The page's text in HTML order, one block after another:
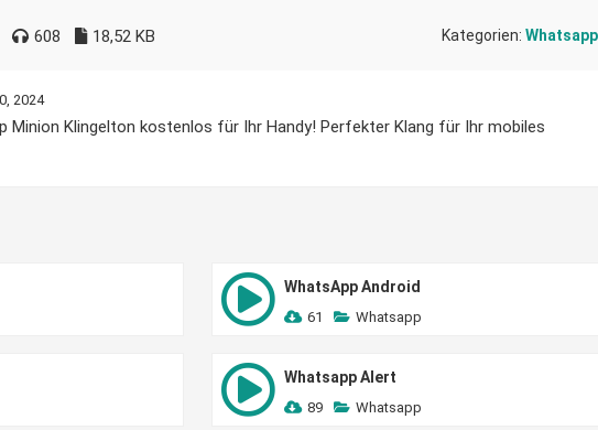
608 18,52 KB Kategorien: Whatsapp
2024
Minion Klingelton kostenlos für Ihr Handy! Perfekter Klang für Ihr mobiles
WhatsApp Android
61 Whatsapp
Whatsapp Alert
89 Whatsapp